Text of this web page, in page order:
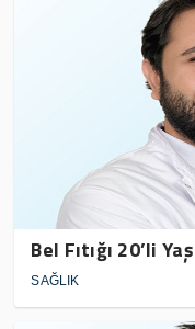
Bel Fıtığı 20’li
SAĞLIK